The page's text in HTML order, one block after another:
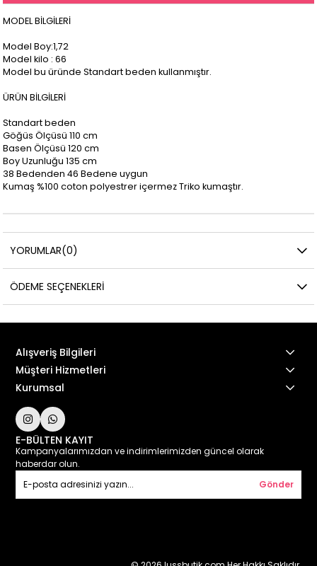
MODEL BİLGİLERİ
Model Boy:1,72
Model kilo : 66
Model bu üründe Standart beden kullanmıştır.
ÜRÜN BİLGİLERİ
Standart beden
Göğüs Ölçüsü 110 cm
Basen Ölçüsü 120 cm
Boy Uzunluğu 135 cm
38 Bedenden 46 Bedene uygun
Kumaş %100 coton polyestrer içermez Triko kumaştır.
YORUMLAR(0)
ÖDEME SEÇENEKLERI
Alışveriş Bilgileri
Müşteri Hizmetleri
Kurumsal
E-BÜLTEN KAYIT
Kampanyalarımızdan ve indirimlerimizden güncel olarak
haberdar olun.
Gönder